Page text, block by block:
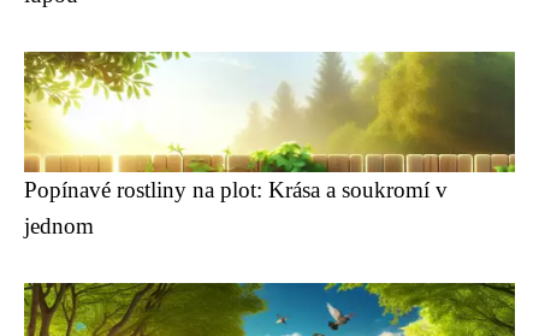
Popínavé rostliny na plot: Krása a soukromí v
jednom